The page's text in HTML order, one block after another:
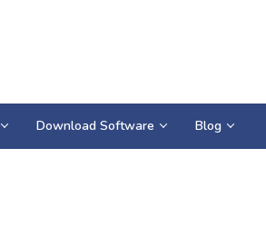
Download Software Blog